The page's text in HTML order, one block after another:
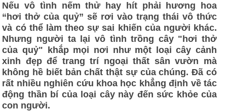
Nếu vô tình nếm thử hay hít phải hương hoa
“hơi thở của quỷ” sẽ rơi vào trạng thái vô thức
và có thể làm theo sự sai khiến của người khác.
Nhưng người ta lại vô tình trồng cây "hơi thở
của quỷ" khắp mọi nơi như một loại cây cảnh
xinh đẹp để trang trí ngoại thất sân vườn mà
không hề biết bản chất thật sự của chúng. Đã có
rất nhiều nghiên cứu khoa học khẳng định về tác
động thần bí của loại cây này đến sức khỏe của
con người.